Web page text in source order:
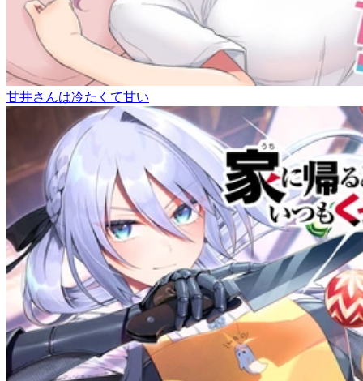
甘井さんは冷たくて甘い